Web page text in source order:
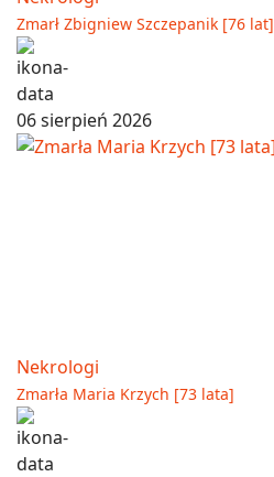
Zmarł Zbigniew Szczepanik [76 lat]
06 sierpień 2026
Nekrologi
Zmarła Maria Krzych [73 lata]